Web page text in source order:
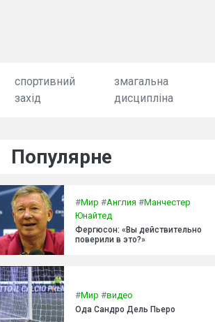
спортивний
захід
змагальна
дисципліна
Популярне
#Мир #Англия #Манчестер
Юнайтед
Фергюсон: «Вы действительно
поверили в это?»
#Мир #видео
Ода Сандро Дель Пьеро